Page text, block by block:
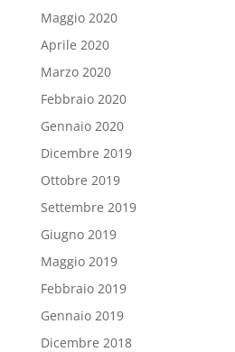
Maggio 2020
Aprile 2020
Marzo 2020
Febbraio 2020
Gennaio 2020
Dicembre 2019
Ottobre 2019
Settembre 2019
Giugno 2019
Maggio 2019
Febbraio 2019
Gennaio 2019
Dicembre 2018